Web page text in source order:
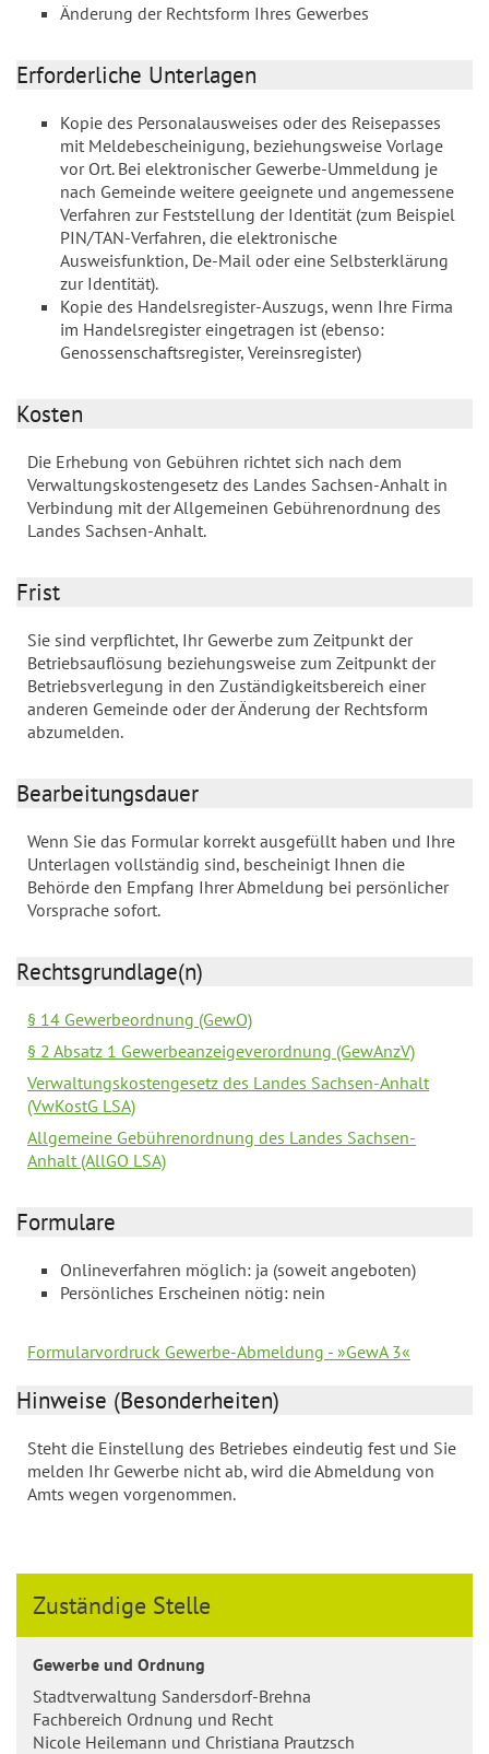
Änderung der Rechtsform Ihres Gewerbes
Erforderliche Unterlagen
Kopie des Personalausweises oder des Reisepasses
mit Meldebescheinigung, beziehungsweise Vorlage
vor Ort. Bei elektronischer Gewerbe-Ummeldung je
nach Gemeinde weitere geeignete und angemessene
Verfahren zur Feststellung der Identität (zum Beispiel
PIN/TAN-Verfahren, die elektronische
Ausweisfunktion, De-Mail oder eine Selbsterklärung
zur Identität).
Kopie des Handelsregister-Auszugs, wenn Ihre Firma
im Handelsregister eingetragen ist (ebenso:
Genossenschaftsregister, Vereinsregister)
Kosten
Die Erhebung von Gebühren richtet sich nach dem
Verwaltungskostengesetz des Landes Sachsen-Anhalt in
Verbindung mit der Allgemeinen Gebührenordnung des
Landes Sachsen-Anhalt.
Frist
Sie sind verpflichtet, Ihr Gewerbe zum Zeitpunkt der
Betriebsauflösung beziehungsweise zum Zeitpunkt der
Betriebsverlegung in den Zuständigkeitsbereich einer
anderen Gemeinde oder der Änderung der Rechtsform
abzumelden.
Bearbeitungsdauer
Wenn Sie das Formular korrekt ausgefüllt haben und Ihre
Unterlagen vollständig sind, bescheinigt Ihnen die
Behörde den Empfang Ihrer Abmeldung bei persönlicher
Vorsprache sofort.
Rechtsgrundlage(n)
§ 14 Gewerbeordnung (GewO)
§ 2 Absatz 1 Gewerbeanzeigeverordnung (GewAnzV)
Verwaltungskostengesetz des Landes Sachsen-Anhalt
(VwKostG LSA)
Allgemeine Gebührenordnung des Landes Sachsen-
Anhalt (AllGO LSA)
Formulare
Onlineverfahren möglich: ja (soweit angeboten)
Persönliches Erscheinen nötig: nein
Formularvordruck Gewerbe-Abmeldung - »GewA 3«
Hinweise (Besonderheiten)
Steht die Einstellung des Betriebes eindeutig fest und Sie
melden Ihr Gewerbe nicht ab, wird die Abmeldung von
Amts wegen vorgenommen.
Zuständige Stelle
Gewerbe und Ordnung
Stadtverwaltung Sandersdorf-Brehna
Fachbereich Ordnung und Recht
Nicole Heilemann und Christiana Prautzsch